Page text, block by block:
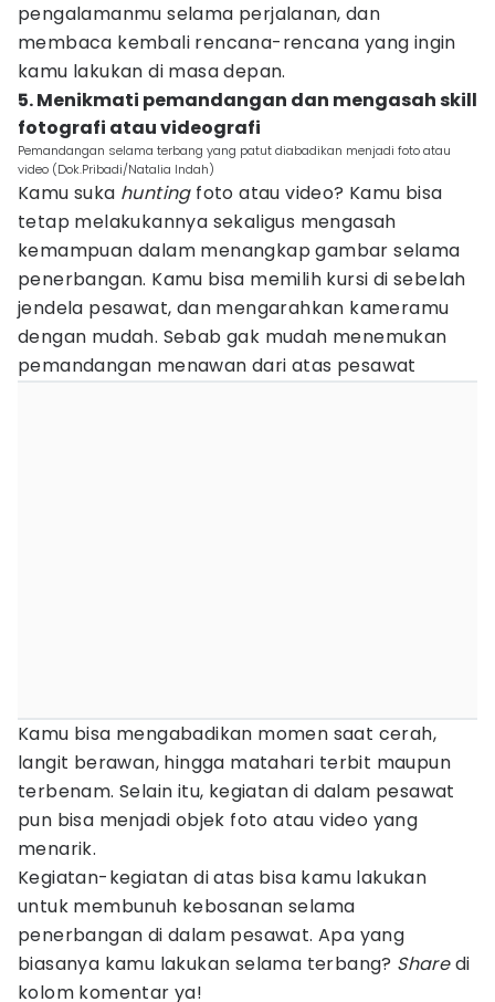
pengalamanmu selama perjalanan, dan
membaca kembali rencana-rencana yang ingin
kamu lakukan di masa depan.
5. Menikmati pemandangan dan mengasah skill
fotografi atau videografi
Pemandangan selama terbang yang patut diabadikan menjadi foto atau
video (Dok.Pribadi/Natalia Indah)
Kamu suka huntingfoto atau video? Kamu bisa
tetap melakukannya sekaligus mengasah
kemampuan dalam menangkap gambar selama
penerbangan. Kamu bisa memilih kursi di sebelah
jendela pesawat, dan mengarahkan kameramu
dengan mudah. Sebab gak mudah menemukan
pemandangan menawan dari atas pesawat
Kamu bisa mengabadikan momen saat cerah,
langit berawan, hingga matahari terbit maupun
terbenam. Selain itu, kegiatan di dalam pesawat
pun bisa menjadi objek foto atau video yang
menarik.
Kegiatan-kegiatan di atas bisa kamu lakukan
untuk membunuh kebosanan selama
penerbangan di dalam pesawat. Apa yang
biasanya kamu lakukan selama terbang? Sharedi
kolom komentar ya!